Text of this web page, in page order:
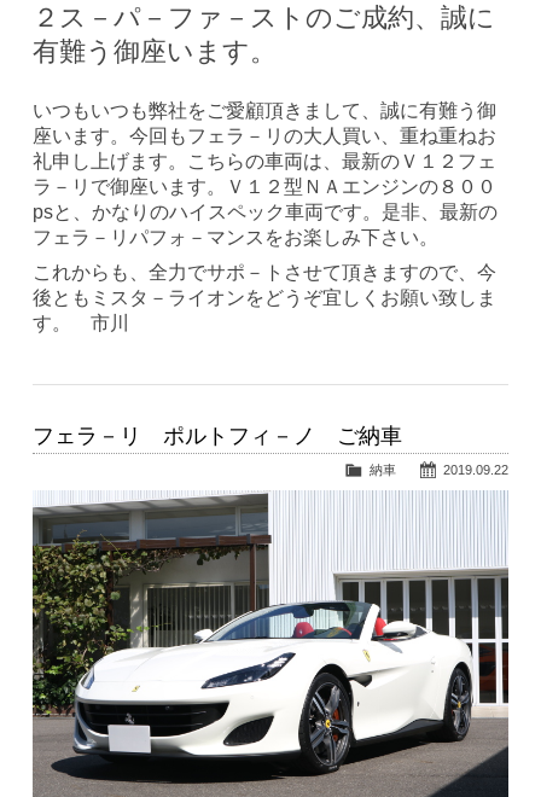
２ス－パ－ファ－ストのご成約、誠に
有難う御座います。
いつもいつも弊社をご愛顧頂きまして、誠に有難う御
座います。今回もフェラ－リの大人買い、重ね重ねお
礼申し上げます。こちらの車両は、最新のＶ１２フェ
ラ－リで御座います。Ｖ１２型ＮＡエンジンの８００
psと、かなりのハイスペック車両です。是非、最新の
フェラ－リパフォ－マンスをお楽しみ下さい。
これからも、全力でサポ－トさせて頂きますので、今
後ともミスタ－ライオンをどうぞ宜しくお願い致しま
す。 市川
フェラ－リ ポルトフィ－ノ ご納車
2019.09.22
納車